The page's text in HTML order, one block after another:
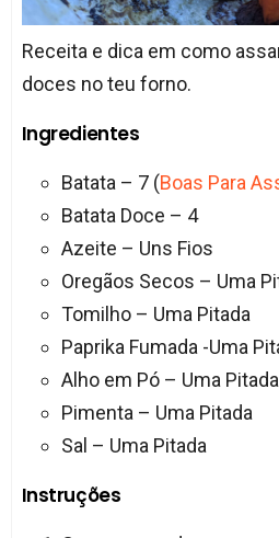
Receita e dica em como
doces no teu forno.
Ingredientes
Batata – 7 (Boas Para
Batata Doce – 4
Azeite – Uns Fios
Oregãos Secos – Uma
Tomilho – Uma Pitada
Paprika Fumada -Uma
Alho em Pó – Uma Pitada
Pimenta – Uma Pitada
Sal – Uma Pitada
Instruções